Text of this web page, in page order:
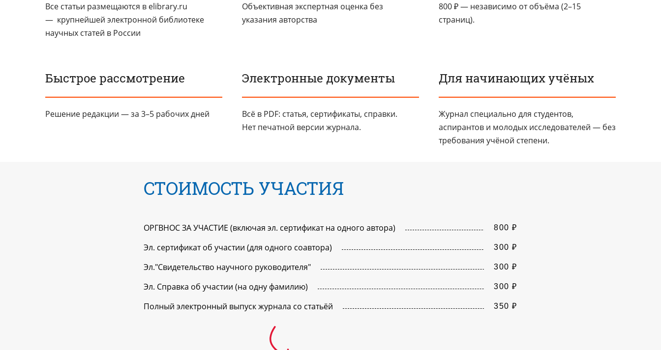
Все статьи размещаются в elibrary.ru
— крупнейшей электронной библиотеке
научных статей в России
Объективная экспертная оценка без
указания авторства
800 ₽ — независимо от объёма (2–15
страниц).
Быстрое рассмотрение
Решение редакции — за 3–5 рабочих дней
Электронные документы
Всё в PDF: статья, сертификаты, справки.
Нет печатной версии журнала.
Для начинающих учёных
Журнал специально для студентов,
аспирантов и молодых исследователей — без
требования учёной степени.
СТОИМОСТЬ УЧАСТИЯ
ОРГВНОС ЗА УЧАСТИЕ (включая эл. сертификат на одного автора) 800 ₽
Эл. сертификат об участии (для одного соавтора) 300 ₽
Эл."Свидетельство научного руководителя" 300 ₽
Эл. Справка об участии (на одну фамилию) 300 ₽
Полный электронный выпуск журнала со статьёй 350 ₽